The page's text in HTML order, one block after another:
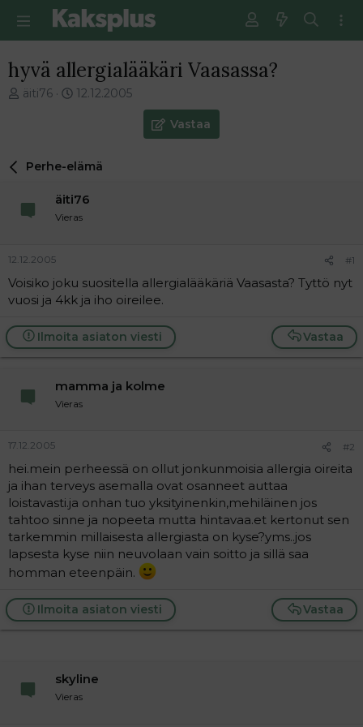
hyvä allergialääkäri Vaasassa?
V
e
t
n
a
o
i
t
t
a
äiti76
E
m
i
n
i
e
s
t
i
12.12.2005
Vastaa
Perhe-elämä
äiti76
Vieras
12.12.2005 #1
Voisiko joku suositella allergialääkäriä Vaasasta? Tyttö nyt
vuosi ja 4kk ja iho oireilee.
Vastaa
Ilmoita asiaton viesti
mamma ja kolme
Vieras
17.12.2005 #2
hei.mein perheessä on ollut jonkunmoisia allergia oireita
ja ihan terveys asemalla ovat osanneet auttaa
loistavasti.ja onhan tuo yksityinenkin,mehiläinen jos
tahtoo sinne ja nopeeta mutta hintavaa.et kertonut sen
tarkemmin millaisesta allergiasta on kyse?yms..jos
lapsesta kyse niin neuvolaan vain soitto ja sillä saa
homman eteenpäin.
Vastaa
Ilmoita asiaton viesti
skyline
Vieras